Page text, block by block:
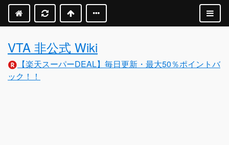
VTA 非公式 Wiki
【楽天スーパーDEAL】毎日更新・最大50％ポイントバ
ック！！